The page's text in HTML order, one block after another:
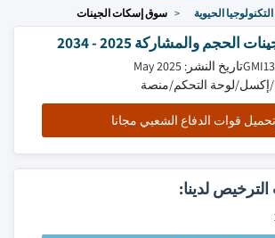
الحيوية
سوق إسكات الجينات
والمشاركة 2025 - 2034
تاريخ النشر: May 2025
تحميل قوات الدفاع الشعبي مجانا
لدينا: